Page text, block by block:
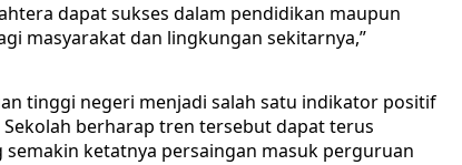
dapat sukses dalam pendidikan maupun
masyarakat dan lingkungan sekitarnya,”
tinggi negeri menjadi salah satu indikator positif
berharap tren tersebut dapat terus
ketatnya persaingan masuk perguruan